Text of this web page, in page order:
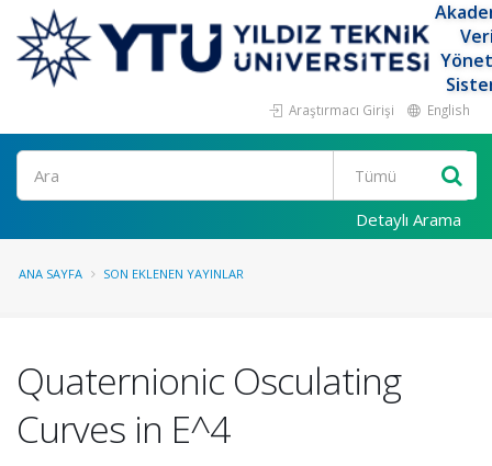
Araştırmacı Girişi English
Ara
Detaylı Arama
ANA SAYFA SON EKLENEN YAYINLAR
Quaternionic Osculating
Curves in E^4